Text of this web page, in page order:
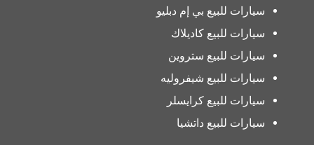
سيارات للبيع بي إم دبليو
سيارات للبيع كاديلاك
سيارات للبيع ستروين
سيارات للبيع شيفروليه
سيارات للبيع كرايسلر
سيارات للبيع داتشيا